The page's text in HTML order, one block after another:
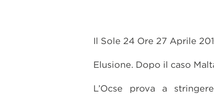
Il Sole 24 Ore 27 Aprile
Elusione. Dopo il caso
L’Ocse prova a